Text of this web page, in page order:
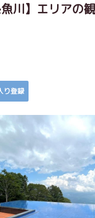
川】エリアの
り登録